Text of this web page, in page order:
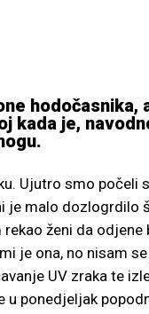
hodočasnika,
kada je,
Ujutro smo počeli
je malo dozlogrdilo
ženi da odjene
je ona, no nisam
UV zraka te
ponedjeljak